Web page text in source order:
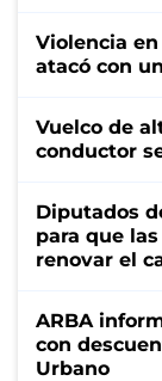
Violencia
atacó con
Vuelco de
conductor
Diputados
para que
renovar el
ARBA
con
Urbano